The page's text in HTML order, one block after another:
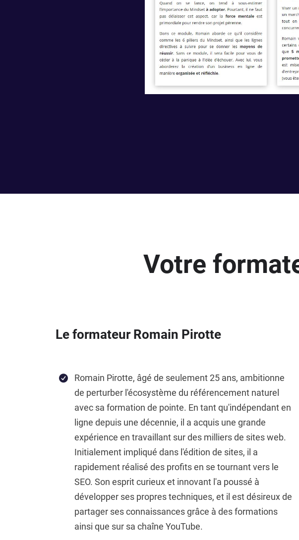
Votre
Le formateur Romain Pirotte
Romain Pirotte, âgé de seulement 25 ans, ambitionne
de perturber l'écosystème du référencement naturel
avec sa formation de pointe. En tant qu'indépendant en
ligne depuis une décennie, il a acquis une grande
expérience en travaillant sur des milliers de sites web.
Initialement impliqué dans l'édition de sites, il a
rapidement réalisé des profits en se tournant vers le
SEO. Son esprit curieux et innovant l'a poussé à
développer ses propres techniques, et il est désireux de
partager ses connaissances grâce à des formations
ainsi que sur sa chaîne YouTube.